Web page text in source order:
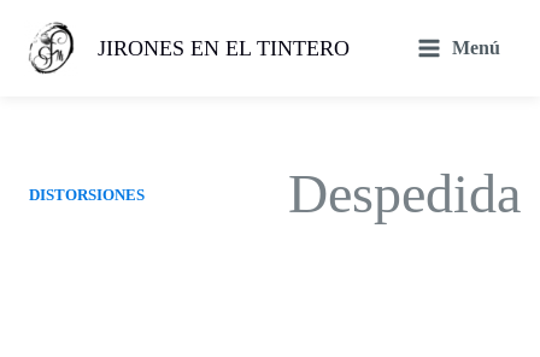
contenido
JIRONES EN EL TINTERO Menú
DISTORSIONES Despedida